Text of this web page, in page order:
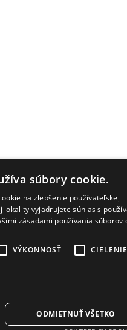
súbory cookie.
na zlepšenie používateľskej
lokality vyjadrujete súhlas s
zásadami používania súborov
VÝKONNOSŤ CIELENIE
ODMIETNUŤ VŠETKO